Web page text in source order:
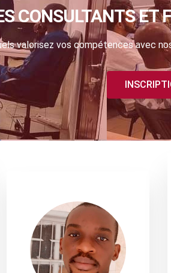
CONSULTANTS ET
valorisez vos compétences avec